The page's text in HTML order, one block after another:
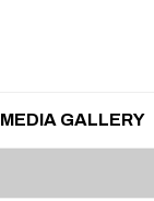
MEDIA GALLERY